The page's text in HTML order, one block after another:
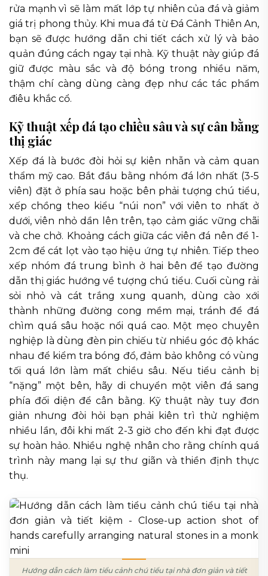
rửa mạnh vì sẽ làm mất lớp tự nhiên của đá và giảm
giá trị phong thủy. Khi mua đá từ Đá Cảnh Thiên An,
bạn sẽ được hướng dẫn chi tiết cách xử lý và bảo
quản đúng cách ngay tại nhà. Kỹ thuật này giúp đá
giữ được màu sắc và độ bóng trong nhiều năm,
thậm chí càng dùng càng đẹp như các tác phẩm
điêu khắc cổ.
Kỹ thuật xếp đá tạo chiều sâu và sự cân bằng
thị giác
Xếp đá là bước đòi hỏi sự kiên nhẫn và cảm quan
thẩm mỹ cao. Bắt đầu bằng nhóm đá lớn nhất (3-5
viên) đặt ở phía sau hoặc bên phải tượng chú tiểu,
xếp chồng theo kiểu “núi non” với viên to nhất ở
dưới, viên nhỏ dần lên trên, tạo cảm giác vững chãi
và che chở. Khoảng cách giữa các viên đá nên để 1-
2cm để cát lọt vào tạo hiệu ứng tự nhiên. Tiếp theo
xếp nhóm đá trung bình ở hai bên để tạo đường
dẫn thị giác hướng về tượng chú tiểu. Cuối cùng rải
sỏi nhỏ và cát trắng xung quanh, dùng cào xới
thành những đường cong mềm mại, tránh để đá
chìm quá sâu hoặc nổi quá cao. Một mẹo chuyên
nghiệp là dùng đèn pin chiếu từ nhiều góc độ khác
nhau để kiểm tra bóng đổ, đảm bảo không có vùng
tối quá lớn làm mất chiều sâu. Nếu tiểu cảnh bị
“nặng” một bên, hãy di chuyển một viên đá sang
phía đối diện để cân bằng. Kỹ thuật này tuy đơn
giản nhưng đòi hỏi bạn phải kiên trì thử nghiệm
nhiều lần, đôi khi mất 2-3 giờ cho đến khi đạt được
sự hoàn hảo. Nhiều nghệ nhân cho rằng chính quá
trình này mang lại sự thư giãn và thiền định thực
thụ.
Hướng dẫn cách làm tiểu cảnh chú tiểu tại nhà đơn giản và tiết